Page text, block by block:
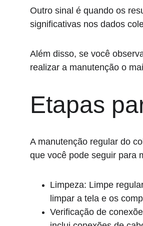
Outro sinal é quando os
significativas nos dados
Além disso, se você
realizar a manutenção o
Etapas
A manutenção regular do
que você pode seguir para
Limpeza: Limpe
limpar a tela e os
Verificação de